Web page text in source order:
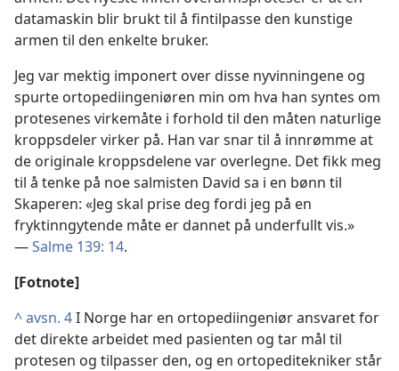
datamaskin blir brukt til å fintilpasse den kunstige
armen til den enkelte bruker.
Jeg var mektig imponert over disse nyvinningene og
spurte ortopediingeniøren min om hva han syntes om
protesenes virkemåte i forhold til den måten naturlige
kroppsdeler virker på. Han var snar til å innrømme at
de originale kroppsdelene var overlegne. Det fikk meg
til å tenke på noe salmisten David sa i en bønn til
Skaperen: «Jeg skal prise deg fordi jeg på en
fryktinngytende måte er dannet på underfullt vis.»
—Salme 139: 14.
[Fotnote]
^avsn. 4I Norge har en ortopediingeniør ansvaret for
det direkte arbeidet med pasienten og tar mål til
protesen og tilpasser den, og en ortopeditekniker står